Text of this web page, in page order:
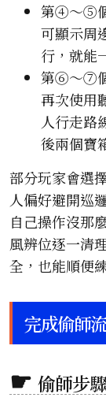
第④～⑤
可顯示周
行，就能
第⑥～⑦個
再次使用
人行走路
後兩個寶
部分玩家會選
人偏好避開巡
自己操作沒那
風辨位逐一清
全，也能順便
完成偷師
偷師步